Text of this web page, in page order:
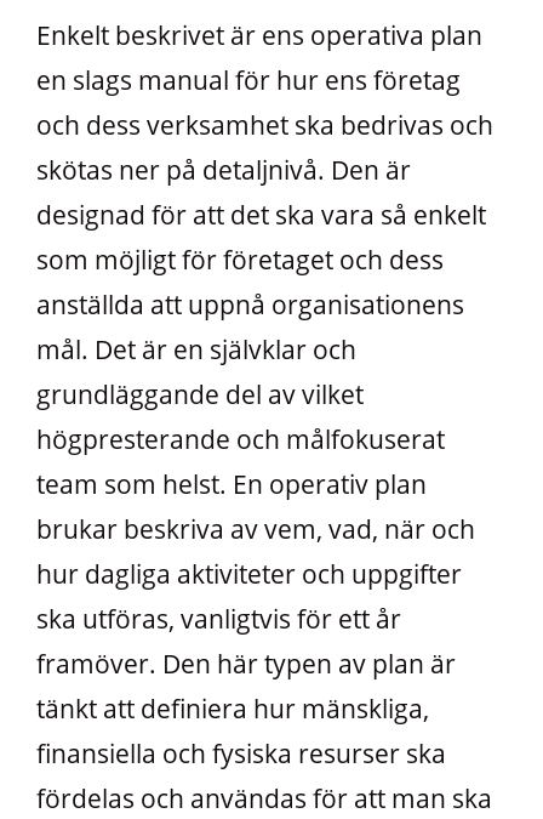
Enkelt beskrivet är ens operativa plan
en slags manual för hur ens företag
och dess verksamhet ska bedrivas och
skötas ner på detaljnivå. Den är
designad för att det ska vara så enkelt
som möjligt för företaget och dess
anställda att uppnå organisationens
mål. Det är en självklar och
grundläggande del av vilket
högpresterande och målfokuserat
team som helst. En operativ plan
brukar beskriva av vem, vad, när och
hur dagliga aktiviteter och uppgifter
ska utföras, vanligtvis för ett år
framöver. Den här typen av plan är
tänkt att definiera hur mänskliga,
finansiella och fysiska resurser ska
fördelas och användas för att man ska